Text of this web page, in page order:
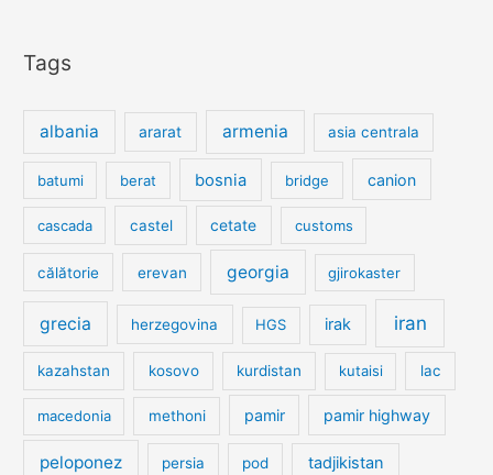
Tags
albania ararat armenia asia centrala
batumi berat bosnia bridge canion
cascada castel cetate customs
călătorie erevan georgia gjirokaster
grecia herzegovina HGS irak iran
kazahstan kosovo kurdistan kutaisi lac
macedonia methoni pamir pamir highway
peloponez persia pod tadjikistan